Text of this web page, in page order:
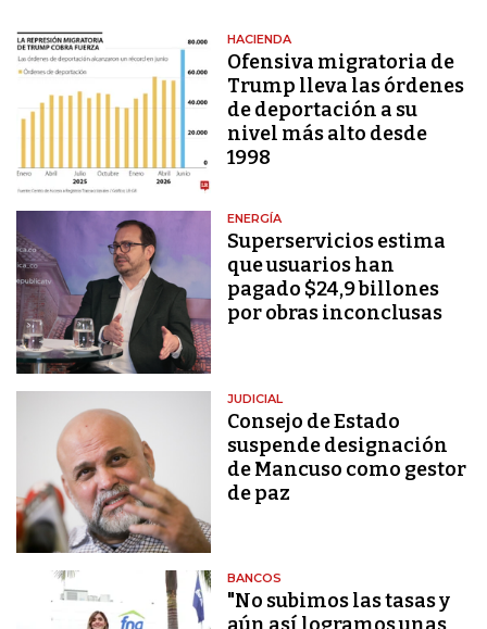
HACIENDA
Ofensiva migratoria de
Trump lleva las órdenes
de deportación a su
nivel más alto desde
1998
ENERGÍA
Superservicios estima
que usuarios han
pagado $24,9 billones
por obras inconclusas
JUDICIAL
Consejo de Estado
suspende designación
de Mancuso como gestor
de paz
BANCOS
"No subimos las tasas y